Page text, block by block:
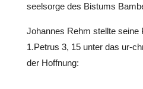
seel­sorge des Bistums
Johannes Rehm stellte seine
1.Petrus 3, 15 unter das ur-
der Hoffnung: